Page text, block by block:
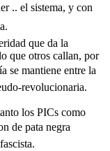
.. el sistema, y con
que da la
que otros callan, por
se mantiene entre la
revolucionaria.
los PICs como
pata negra